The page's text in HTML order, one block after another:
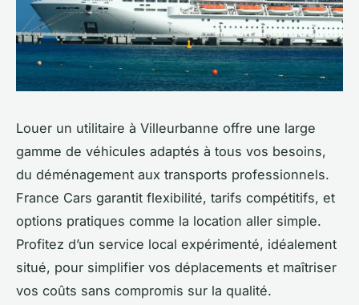
Louer un utilitaire à Villeurbanne offre une large
gamme de véhicules adaptés à tous vos besoins,
du déménagement aux transports professionnels.
France Cars garantit flexibilité, tarifs compétitifs, et
options pratiques comme la location aller simple.
Profitez d’un service local expérimenté, idéalement
situé, pour simplifier vos déplacements et maîtriser
vos coûts sans compromis sur la qualité.